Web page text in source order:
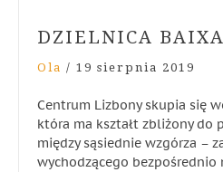
DZIELNICA
Ola / 19 sierpnia 2019
Centrum Lizbony skupia się
która ma kształt zbliżony do
między sąsiednie wzgórza –
wychodzącego bezpośrednio